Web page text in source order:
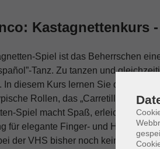
Kastagnettenkurs
Spiel ist das Beherrschen
Tanz. Zu tanzen und
In diesem Kurs lernen Sie die
Rollen, das „Carretilla”, zu
Spiel macht Spaß, erleichtert
für elegante Finger- und
der VHS bisher noch keinen